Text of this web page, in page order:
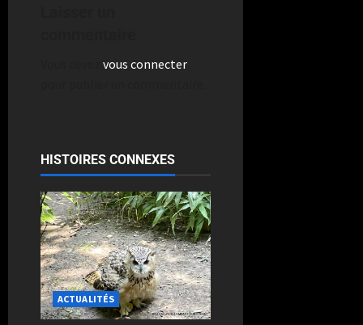
vous connecter
HISTOIRES CONNEXES
ACTUALITÉS